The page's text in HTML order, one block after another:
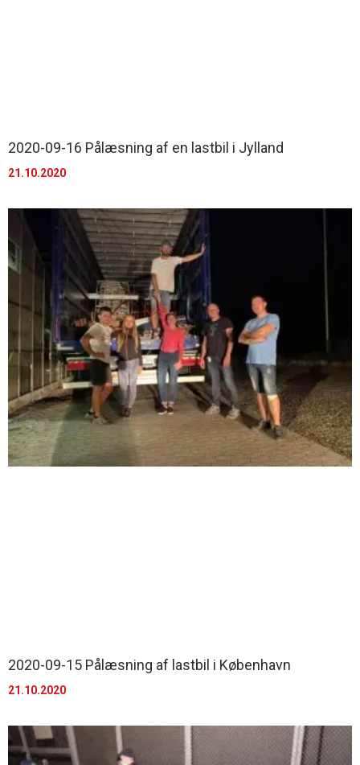
2020-09-16 Pålæsning af en lastbil i Jylland
21.10.2020
2020-09-15 Pålæsning af lastbil i København
21.10.2020